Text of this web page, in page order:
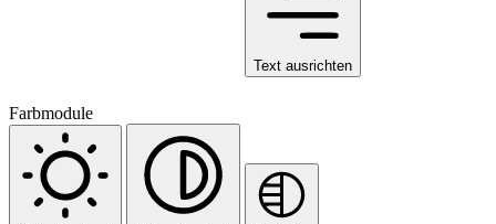
Text ausrichten
Farbmodule